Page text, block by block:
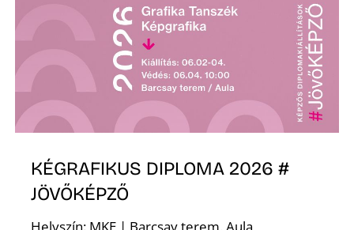
KÉGRAFIKUS DIPLOMA 2026 #
JÖVŐKÉPZŐ
Helyszín: MKE | Barcsay terem, Aula